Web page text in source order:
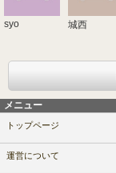
syo 城西
メニュー
トップページ
運営について